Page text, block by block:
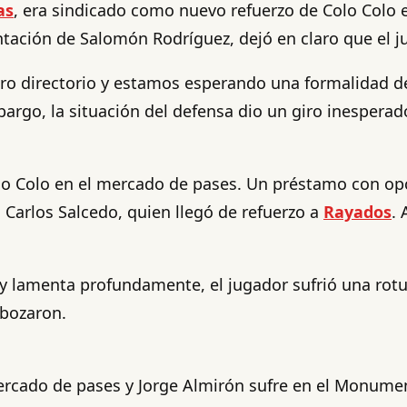
, era sindicado como nuevo refuerzo de Colo
de Salomón Rodríguez, dejó en claro que
directorio y estamos esperando una formalidad
la situación del defensa dio un giro
Colo en el mercado de pases. Un préstamo con
Salcedo, quien llegó de refuerzo a Rayados.
profundamente, el jugador sufrió una
de pases y Jorge Almirón sufre en el